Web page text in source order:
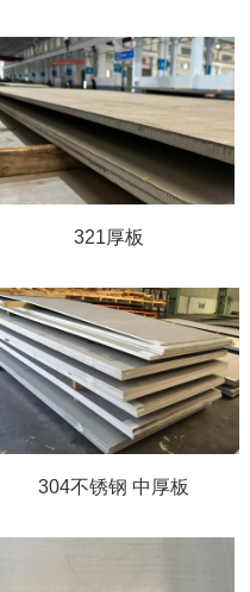
321厚板
304不锈钢 中厚板